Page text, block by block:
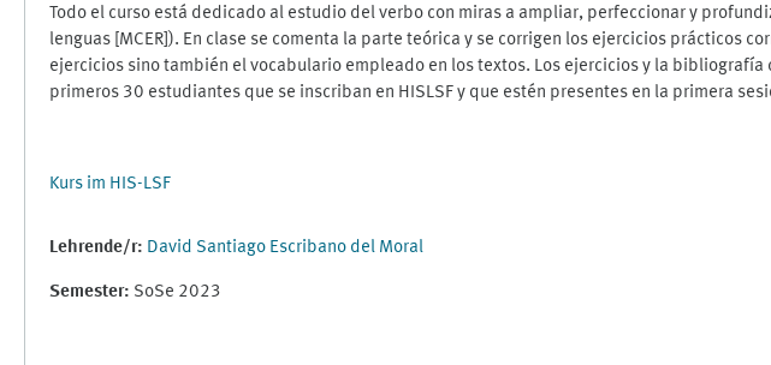
Todo el curso está dedicado al estudio del verbo con miras a ampliar, perfeccionar y
lenguas [MCER]). En clase se comenta la parte teórica y se corrigen los ejercicios prácticos
ejercicios sino también el vocabulario empleado en los textos. Los ejercicios y la
primeros 30 estudiantes que se inscriban en HISLSF y que estén presentes en la primera
Kurs im HIS-LSF
Lehrende/r: David Santiago Escribano del Moral
Semester: SoSe 2023